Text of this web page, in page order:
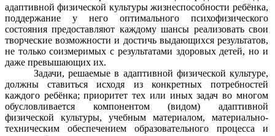
адаптивной физической культуры жизнеспособности ребёнка,
поддержание у него оптимального психофизического
состояния предоставляют каждому шансы реализовать свои
творческие возможности и достичь выдающихся результатов,
не только соизмеримых с результатами здоровых детей, но и
даже превышающих их.
Задачи, решаемые в адаптивной физической культуре,
должны ставиться исходя из конкретных потребностей
каждого ребёнка; приоритет тех или иных задач во многом
обусловливается компонентом (видом) адаптивной
физической культуры, учебным материалом, материально-
техническим обеспечением образовательного процесса и